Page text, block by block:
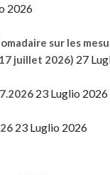
2026
sur les
juillet 2026) 27
23 Luglio 2026
23 Luglio 2026